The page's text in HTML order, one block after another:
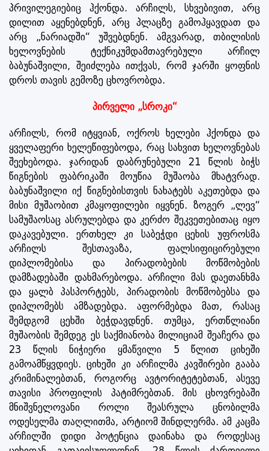
პრივილეგიებიც ჰქონდა. არჩილს, სხვებივით, არც
დილით აყენებდნენ, არც პლაცზე გამოჰყავდათ და
არც „ნარიადში“ უშვებდნენ. ამგვარად, თბილისის
ხელოვნების ტექნიკუმდამთავრებული არჩილ
ბაბუნაშვილი, შეიძლება ითქვას, რომ ჯარში ყოფნის
დროს თავის გემოზე ცხოვრობდა.
პირველი „სროკი“
არჩილს, რომ იტყვიან, ოქროს ხელები ჰქონდა და
ყველაფერი ხელეწიფებოდა, რაც სახვით ხელოვნებას
შეეხებოდა. ჯარიდან დაბრუნებული 21 წლის ბიჭს
წიგნების ფაბრიკაში მოუწია მუშაობა მხატვრად.
ბაბუნაშვილი იქ წიგნებისთვის ნახატებს აკეთებდა და
მისი მუშაობით კმაყოფილები იყვნენ. ზოგერ „ლევ“
სამუშაოსაც ასრულებდა და კერძო შეკვეთებითაც იყო
დაკავებული. ერთხელ კი საბეჭდი ცეხის უფროსმა
არჩილს შესთავაზა, ფალსიფიცირებული
დიპლომებისა და პირადობების მოწმობების
დამზადებაში დახმარებოდა. არჩილი მას დაეთანხმა
და ყალბ პასპორტებს, პირადობის მოწმობებსა და
დიპლომებს ამზადებდა. აფორმებდა მათ, რასაც
შემდგომ ცეხში ბეჭდავდნენ. თუმცა, ერთწლიანი
მუშაობის შემდეგ ეს საქმიანობა მილიციამ შეაჩერა და
23 წლის ნიჭიერი ყმაწვილი 5 წლით ციხეში
გამოამწყვდიეს. ციხეში კი არჩილმა კავშირები გააბა
კრიმინალებთან, როგორც ავტორიტეტებთან, ასევე
თავისი პროფილის პატიმრებთან. მის ცხოვრებაში
მნიშვნელოვანი როლი შეასრულა ცნობილმა
ოდესელმა თაღლითმა, არტიომ შინდლერმა. ამ კაცმა
არჩილში დიდი პოტენცია დაინახა და როდესაც